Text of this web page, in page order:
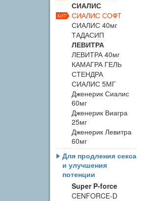
СИАЛИС
СИАЛИС СОФТ
СИАЛИС 40мг
ТАДАСИП
ЛЕВИТРА
ЛЕВИТРА 40мг
КАМАГРА ГЕЛЬ
СТЕНДРА
СИАЛИС 5МГ
Дженерик Сиалис
60мг
Дженерик Виагра
25мг
Дженерик Левитра
60мг
Для продления секса
и улучшения
потенции
Super P-force
CENFORCE-D